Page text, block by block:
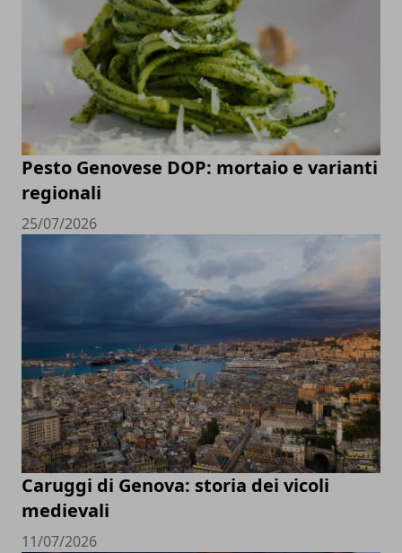
Pesto Genovese DOP: mortaio e varianti
regionali
25/07/2026
Caruggi di Genova: storia dei vicoli
medievali
11/07/2026